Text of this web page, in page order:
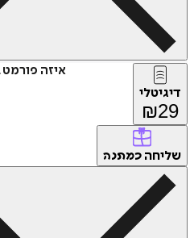
איזה
דיגיטלי
₪29
שליחה כמתנה